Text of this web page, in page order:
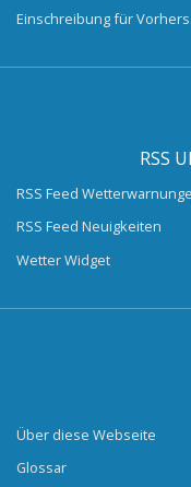
Einschreibung für
RSS
RSS Feed
RSS Feed Neuigkeiten
Wetter Widget
Über diese Webseite
Glossar